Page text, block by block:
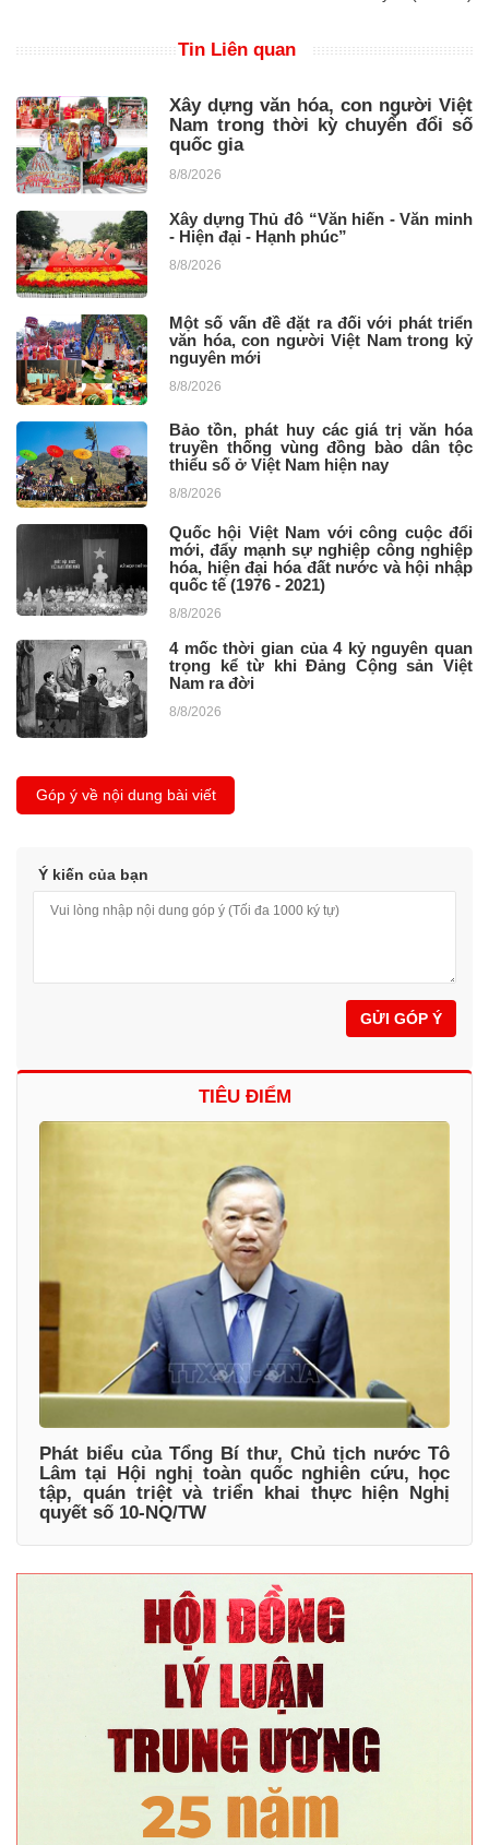
Tin Liên quan
Xây dựng văn hóa, con người Việt
Nam trong thời kỳ chuyển đổi số
quốc gia
8/8/2026
Xây dựng Thủ đô “Văn hiến - Văn minh
- Hiện đại - Hạnh phúc”
8/8/2026
Một số vấn đề đặt ra đối với phát triển
văn hóa, con người Việt Nam trong kỷ
nguyên mới
8/8/2026
Bảo tồn, phát huy các giá trị văn hóa
truyền thống vùng đồng bào dân tộc
thiểu số ở Việt Nam hiện nay
8/8/2026
Quốc hội Việt Nam với công cuộc đổi
mới, đẩy mạnh sự nghiệp công nghiệp
hóa, hiện đại hóa đất nước và hội nhập
quốc tế (1976 - 2021)
8/8/2026
4 mốc thời gian của 4 kỷ nguyên quan
trọng kể từ khi Đảng Cộng sản Việt
Nam ra đời
8/8/2026
Góp ý về nội dung bài viết
Ý kiến của bạn
GỬI GÓP Ý
TIÊU ĐIỂM
Phát biểu của Tổng Bí thư, Chủ tịch nước Tô
Lâm tại Hội nghị toàn quốc nghiên cứu, học
tập, quán triệt và triển khai thực hiện Nghị
quyết số 10-NQ/TW